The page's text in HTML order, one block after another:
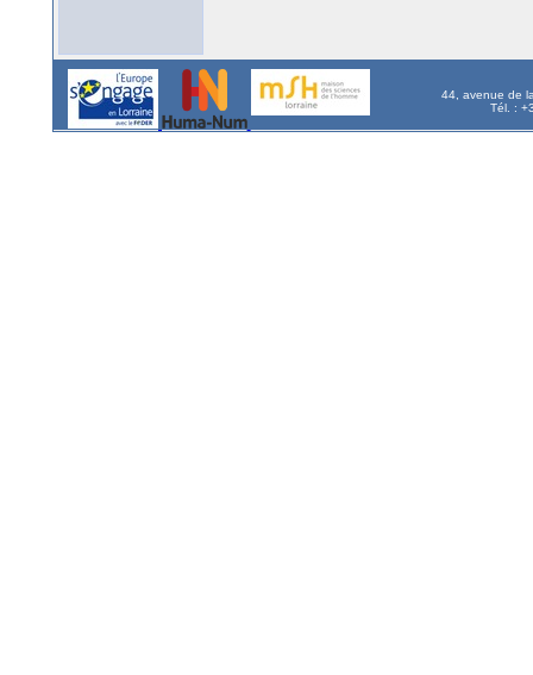
44, avenue de
Tél. :